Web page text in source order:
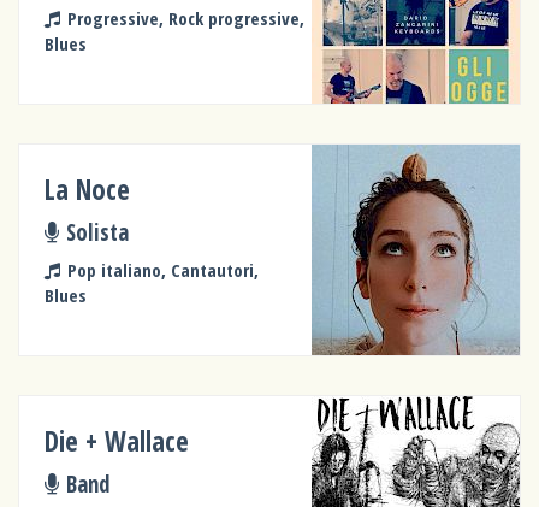
Progressive, Rock progressive,
Blues
La Noce
Solista
Pop italiano, Cantautori,
Blues
Die + Wallace
Band